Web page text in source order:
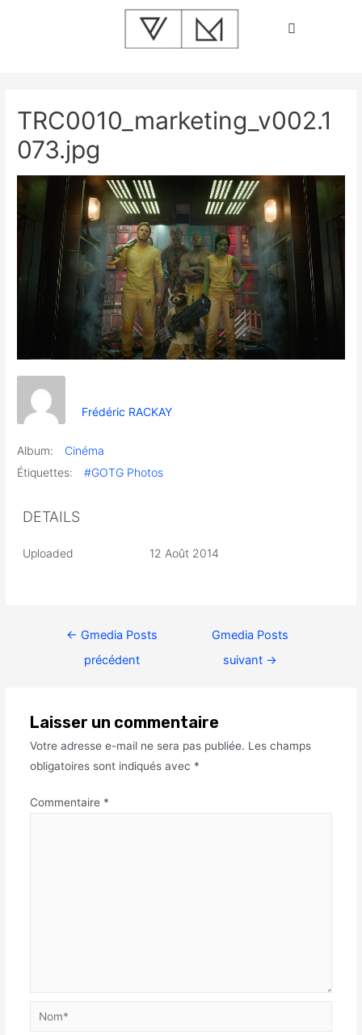
TRC0010_marketing_v002.1
073.jpg
Frédéric RACKAY
Album:
Cinéma
Étiquettes:
#GOTG Photos
DETAILS
Uploaded 12 Août 2014
← Gmedia Posts
précédent
Gmedia Posts
suivant →
Laisser un commentaire
Votre adresse e-mail ne sera pas publiée. Les champs
obligatoires sont indiqués avec *
Commentaire *